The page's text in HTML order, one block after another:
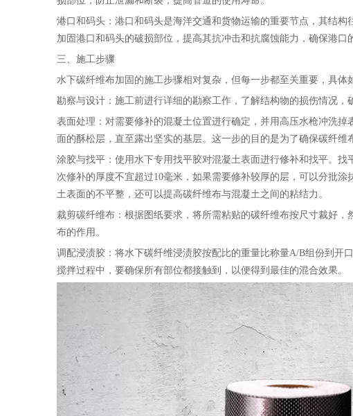
港口和码头：港口和码头是海洋交通和货物运输的重要节点，其结
加固港口和码头的破损部位，提高其抗冲击和抗腐蚀能力，确保港口
三、施工步骤
水下碳纤维布加固的施工步骤相对复杂，但每一步都至关重要，具体
勘察与设计：施工前进行详细的勘察工作，了解结构物的损伤情况，
表面处理：对需要修补的混凝土位置进行确定，并用高压水枪冲洗
面的酥松层，直至露出坚实的基层。这一步的目的是为了确保碳纤维
涂胶与找平：使用水下专用找平胶对混凝土表面进行修补和找平。
次修补的厚度不宜超过10毫米，如果需要修补较厚的层，可以分批
土表面的不平整，还可以提高碳纤维布与混凝土之间的粘结力。
裁剪碳纤维布：根据图纸要求，将所需粘贴的碳纤维布按尺寸裁好
布的作用。
调配浸渍胶：将水下碳纤维浸渍胶按配比的重量比称量A/B组份到开
搅拌过程中，要确保所有部位都接触到，以便得到最佳的混合效果。